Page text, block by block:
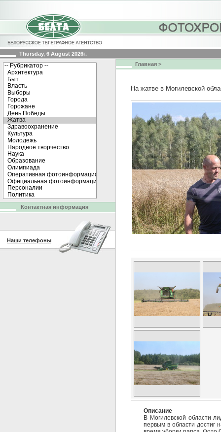
Thursday, 6 August 2026г.
Главная >
На жатве в Могилевской
Описание
В Могилевской области
первым в области достиг
Контактная информация
Наши телефоны